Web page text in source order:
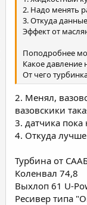
2. Надо менять
3. Откуда
Эффект от
Поподробнее
Какое давление
От чего
2. Менял,
вазовскики
3. датчика
4. Откуда лучше
Турбина от
Коленвал 74,8
Выхлоп 61 U-
Ресивер типа